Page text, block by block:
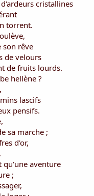
cristallines
torrent.
son rêve
de velours
de fruits lourds.
hellène ?
lascifs
pensifs.
sa marche ;
d'or,
qu'une aventure
;